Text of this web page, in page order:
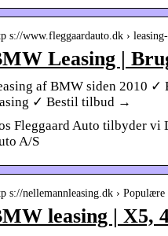
s://www.fleggaardauto.dk ›
Leasing |
af BMW siden 2010
✓ Bestil tilbud →
Fleggaard Auto tilbyder vi
A/S
s://nellemannleasing.dk ›
leasing | X5,